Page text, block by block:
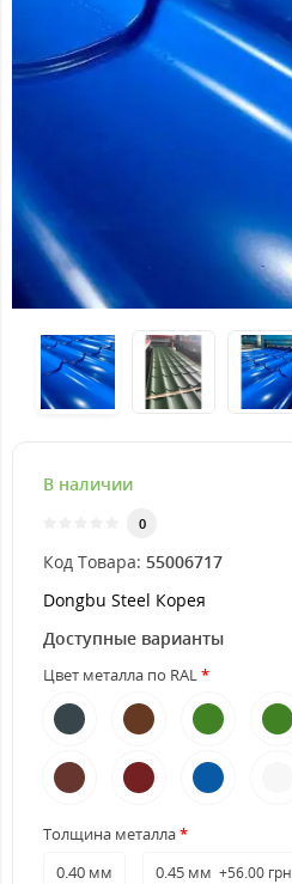
В наличии
0
Код Товара: 55006717
Dongbu Steel Корея
Доступные варианты
Цвет металла по RAL
Толщина металла
0.40 мм
0.45 мм +56.00 грн